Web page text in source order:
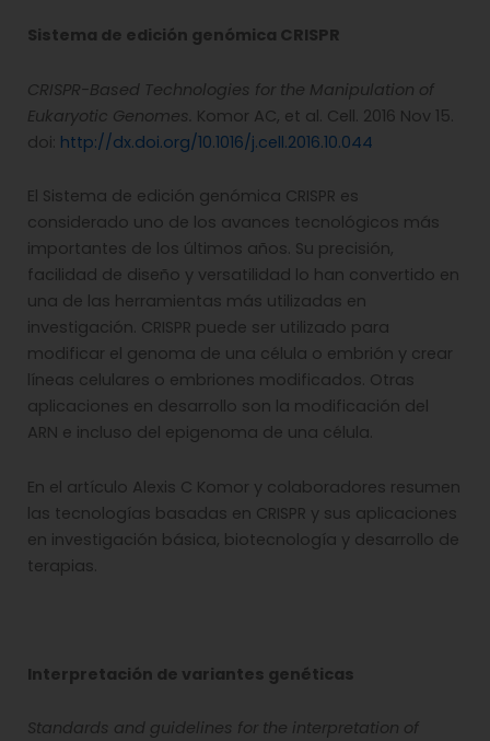
Sistema de edición genómica CRISPR
CRISPR-Based Technologies for the Manipulation of
Eukaryotic Genomes. Komor AC, et al. Cell. 2016 Nov 15.
doi: http://dx.doi.org/10.1016/j.cell.2016.10.044
El Sistema de edición genómica CRISPR es
considerado uno de los avances tecnológicos más
importantes de los últimos años. Su precisión,
facilidad de diseño y versatilidad lo han convertido en
una de las herramientas más utilizadas en
investigación. CRISPR puede ser utilizado para
modificar el genoma de una célula o embrión y crear
líneas celulares o embriones modificados. Otras
aplicaciones en desarrollo son la modificación del
ARN e incluso del epigenoma de una célula.
En el artículo Alexis C Komor y colaboradores resumen
las tecnologías basadas en CRISPR y sus aplicaciones
en investigación básica, biotecnología y desarrollo de
terapias.
Interpretación de variantes genéticas
Standards and guidelines for the interpretation of